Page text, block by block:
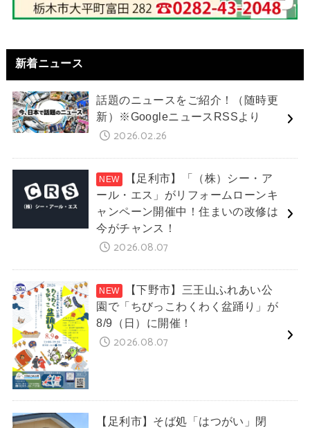
新着ニュース
話題のニュースをご紹介！（随時更
新）※GoogleニュースRSSより
2026.02.26
【足利市】「（株）シー・ア
ール・エス」がリフォームローンキ
ャンペーン開催中！住まいの改修は
今がチャンス！
2026.08.07
【下野市】三王山ふれあい公
園で「ちびっこわくわく盆踊り」が
8/9（日）に開催！
2026.08.07
【足利市】そば処「はつがい」閉